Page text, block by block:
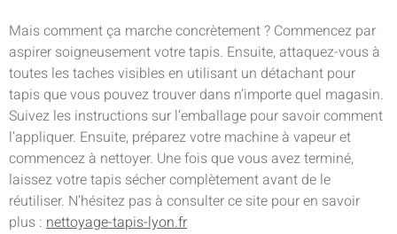
Mais comment ça marche concrètement ? Commencez par
aspirer soigneusement votre tapis. Ensuite, attaquez-vous à
toutes les taches visibles en utilisant un détachant pour
tapis que vous pouvez trouver dans n’importe quel magasin.
Suivez les instructions sur l’emballage pour savoir comment
l’appliquer. Ensuite, préparez votre machine à vapeur et
commencez à nettoyer. Une fois que vous avez terminé,
laissez votre tapis sécher complètement avant de le
réutiliser. N’hésitez pas à consulter ce site pour en savoir
plus : nettoyage-tapis-lyon.fr